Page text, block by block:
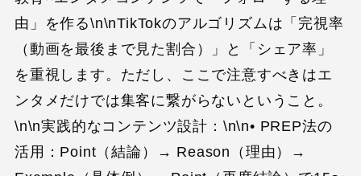
由」を作る\n\nTikTokのアルゴリズムは「完視率
（動画を最後まで見た割合）」と「シェア率」
を重視します。ただし、ここで注意すべきはエ
ンタメだけでは集客に繋がらないということ。
\n\n実践的なコンテンツ設計：\n\n• PREP法の
活用：Point（結論）→ Reason（理由）→